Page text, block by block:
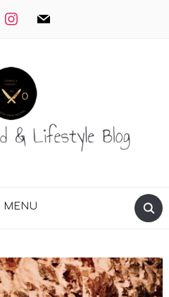
instagrammail
MENU